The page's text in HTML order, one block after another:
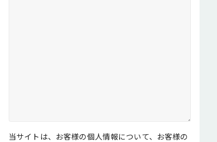
当サイトは、お客様の個人情報について、お客様の